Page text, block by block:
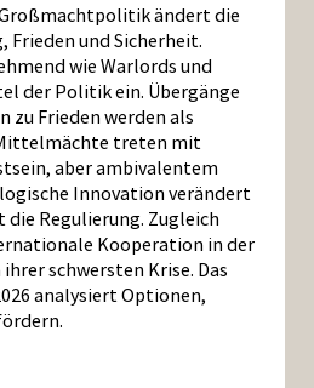
ändert die
Frieden und Sicherheit.
wie Warlords und
der Politik ein. Übergänge
Frieden werden als
treten mit
aber ambivalentem
Innovation verändert
die Regulierung. Zugleich
Kooperation in der
schwersten Krise. Das
analysiert Optionen,